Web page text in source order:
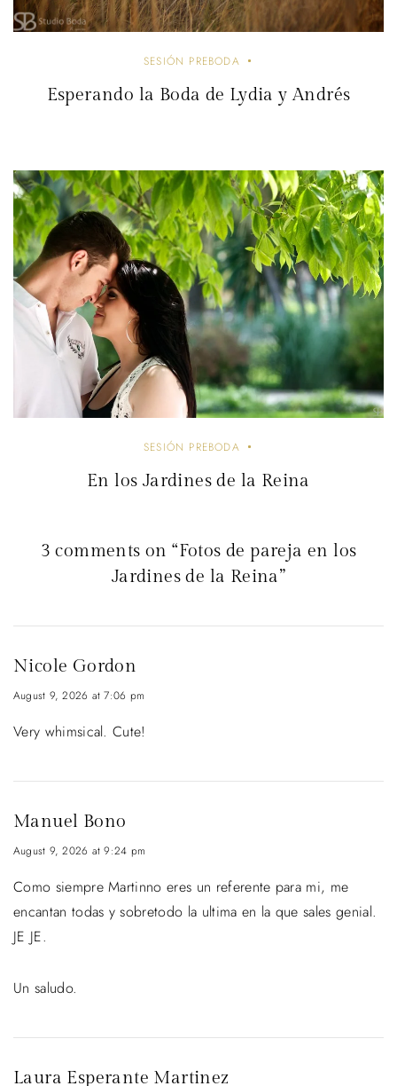
SESIÓN PREBODA
Esperando la Boda de Lydia y Andrés
SESIÓN PREBODA
En los Jardines de la Reina
3 comments on “Fotos de pareja en los
Jardines de la Reina”
Nicole Gordon
August 9, 2026 at 7:06 pm
Very whimsical. Cute!
Manuel Bono
August 9, 2026 at 9:24 pm
Como siempre Martinno eres un referente para mi, me
encantan todas y sobretodo la ultima en la que sales genial.
JE JE.
Un saludo.
Laura Esperante Martinez